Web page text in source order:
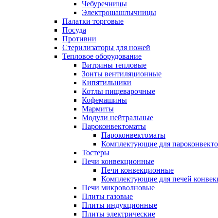
Чебуречницы
Электрошашлычницы
Палатки торговые
Посуда
Противни
Стерилизаторы для ножей
Тепловое оборудование
Витрины тепловые
Зонты вентиляционные
Кипятильники
Котлы пищеварочные
Кофемашины
Мармиты
Модули нейтральные
Пароконвектоматы
Пароконвектоматы
Комплектующие для
Тостеры
Печи конвекционные
Печи конвекционные
Комплектующие для печей
Печи микроволновые
Плиты газовые
Плиты индукционные
Плиты электрические